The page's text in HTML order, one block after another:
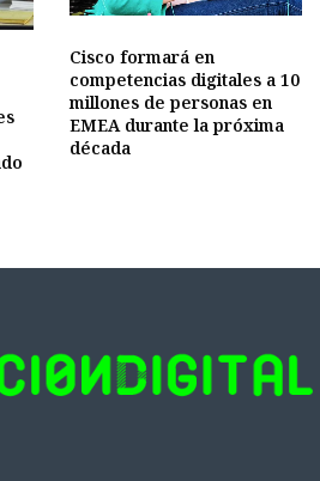
Cisco formará en
competencias digitales a 10
millones de personas en
EMEA durante la próxima
década